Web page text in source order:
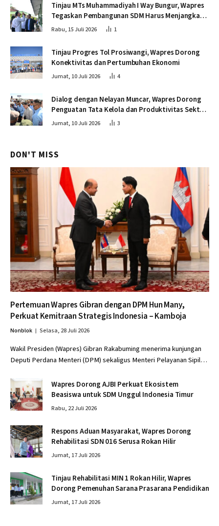
Tinjau MTs Muhammadiyah I Way Bungur, Wapres
Tegaskan Pembangunan SDM Harus Menjangkau
Seluruh Sekolah
Rabu, 15 Juli 2026 1
Tinjau Progres Tol Prosiwangi, Wapres Dorong
Konektivitas dan Pertumbuhan Ekonomi
Jumat, 10 Juli 2026 4
Dialog dengan Nelayan Muncar, Wapres Dorong
Penguatan Tata Kelola dan Produktivitas Sektor
Perikanan
Jumat, 10 Juli 2026 3
DON'T MISS
Pertemuan Wapres Gibran dengan DPM Hun Many,
Perkuat Kemitraan Strategis Indonesia – Kamboja
Nonblok Selasa, 28 Juli 2026
Wakil Presiden (Wapres) Gibran Rakabuming menerima kunjungan
Deputi Perdana Menteri (DPM) sekaligus Menteri Pelayanan Sipil…
Wapres Dorong AJBI Perkuat Ekosistem
Beasiswa untuk SDM Unggul Indonesia Timur
Rabu, 22 Juli 2026
Respons Aduan Masyarakat, Wapres Dorong
Rehabilitasi SDN 016 Serusa Rokan Hilir
Jumat, 17 Juli 2026
Tinjau Rehabilitasi MIN 1 Rokan Hilir, Wapres
Dorong Pemenuhan Sarana Prasarana Pendidikan
Jumat, 17 Juli 2026